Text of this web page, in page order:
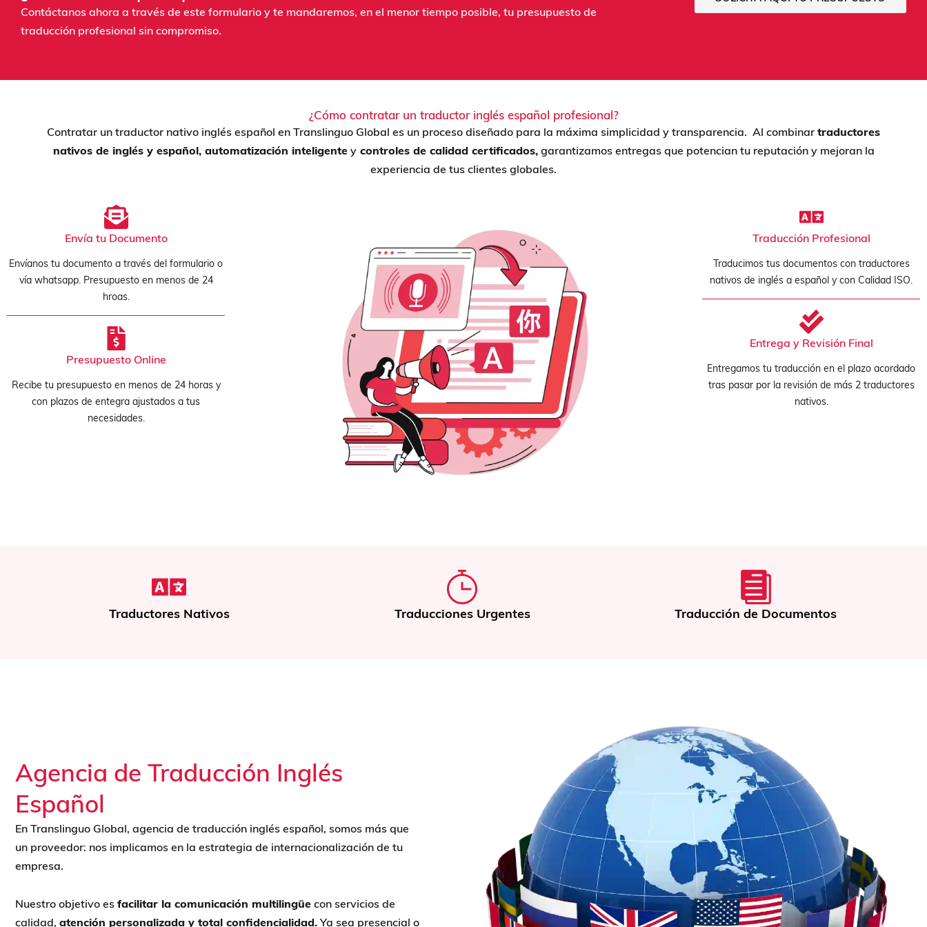
Contáctanos ahora a través de este formulario y te mandaremos, en el menor tiempo posible, tu presupuesto de
traducción profesional sin compromiso.
¿Cómo contratar un traductor inglés español profesional?
Contratar un traductor nativo inglés español en Translinguo Global es un proceso diseñado para la máxima simplicidad y transparencia. Al combinar traductores
nativos de inglés y español, automatización inteligenteycontroles de calidad certificados,garantizamos entregas que potencian tu reputación y mejoran la
experiencia de tus clientes globales.
Envía tu Documento
Envíanos tu documento a través del formulario o
vía whatsapp. Presupuesto en menos de 24
hroas.
Presupuesto Online
Recibe tu presupuesto en menos de 24 horas y
con plazos de entegra ajustados a tus
necesidades.
Traducción Profesional
Traducimos tus documentos con traductores
nativos de inglés a español y con Calidad ISO.
Entrega y Revisión Final
Entregamos tu traducción en el plazo acordado
tras pasar por la revisión de más 2 traductores
nativos.
Traducciones Urgentes Traducción de Documentos
Agencia de Traducción Inglés
Español
En Translinguo Global, agencia de traducción inglés español, somos más que
un proveedor: nos implicamos en la estrategia de internacionalización de tu
empresa.
Nuestro objetivo es facilitar la comunicación multilingüe con servicios de
calidad, atención personalizada y total confidencialidad.Ya sea presencial o